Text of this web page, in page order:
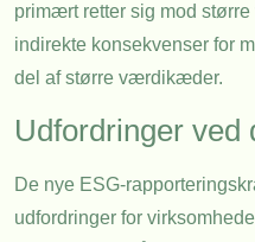
primært retter sig mod
indirekte konsekvenser for
del af større værdikæder.
Udfordringer ved
De nye ESG-
udfordringer for